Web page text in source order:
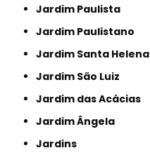
Jardim Paulista
Jardim Paulistano
Jardim Santa Helena
Jardim São Luiz
Jardim das Acácias
Jardim Ângela
Jardins